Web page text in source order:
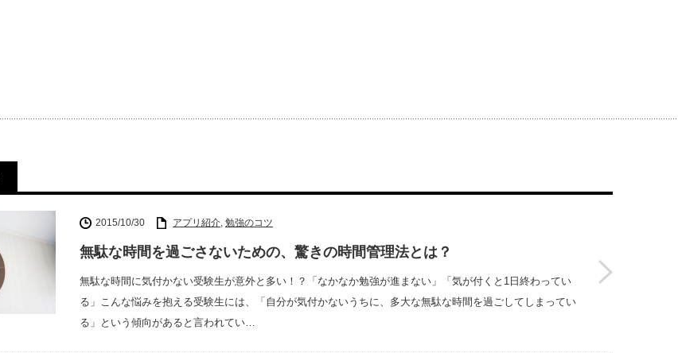
2015/10/30 アプリ紹介, 勉強のコツ
無駄な時間を過ごさないための、驚きの時間管理法とは？
無駄な時間に気付かない受験生が意外と多い！？「なかなか勉強が進まない」「気が付くと1日終わってい
る」こんな悩みを抱える受験生には、「自分が気付かないうちに、多大な無駄な時間を過ごしてしまってい
る」という傾向があると言われてい…